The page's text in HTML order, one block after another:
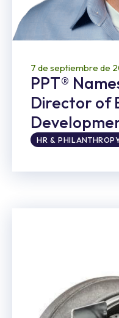
7 de septiembre de
PPT®
Director of
HR &